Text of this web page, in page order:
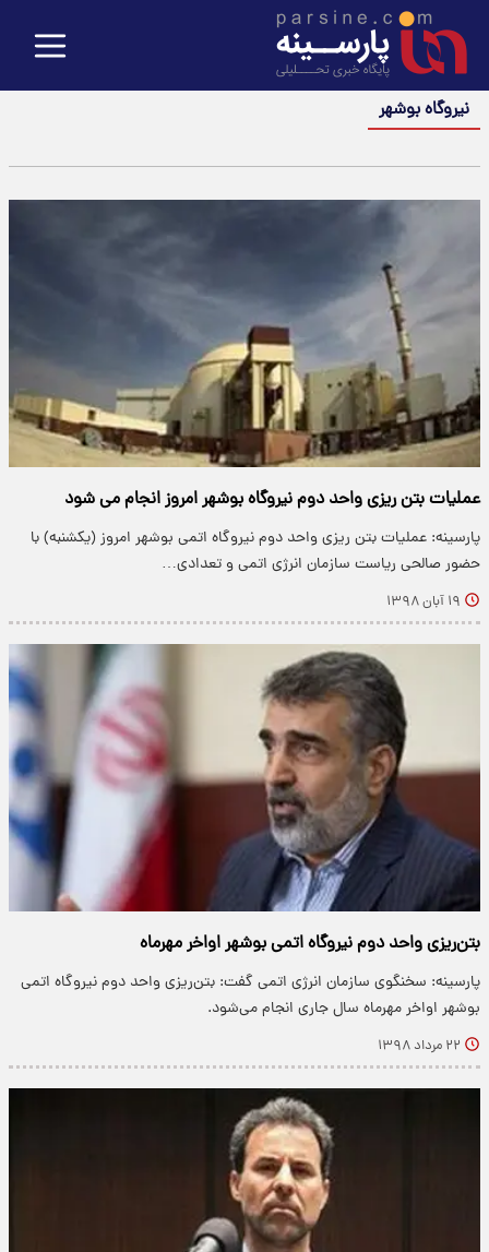
نیروگاه بوشهر
عملیات بتن ریزی واحد دوم نیروگاه بوشهر امروز انجام می شود
پارسینه: عملیات بتن ریزی واحد دوم نیروگاه اتمی بوشهر امروز (یکشنبه) با
حضور صالحی ریاست سازمان انرژی اتمی و تعدادی…
۱۹ آبان ۱۳۹۸
بتن‌ریزی واحد دوم نیروگاه اتمی بوشهر اواخر مهرماه
پارسینه: سخنگوی سازمان انرژی اتمی گفت: بتن‌ریزی واحد دوم نیروگاه اتمی
بوشهر اواخر مهرماه سال جاری انجام می‌شود.
۲۲ مرداد ۱۳۹۸